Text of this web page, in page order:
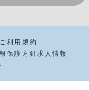
ご利用規約
保護方針求人情報